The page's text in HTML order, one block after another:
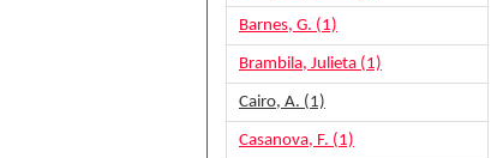
Barnes, G. (1)
Brambila, Julieta (1)
Cairo, A. (1)
Casanova, F. (1)